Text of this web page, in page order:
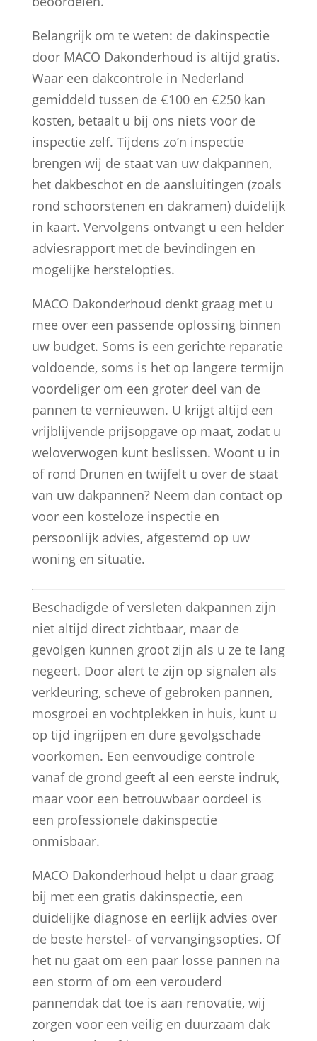
Belangrijk om te weten: de dakinspectie
door MACO Dakonderhoud is altijd gratis.
Waar een dakcontrole in Nederland
gemiddeld tussen de €100 en €250 kan
kosten, betaalt u bij ons niets voor de
inspectie zelf. Tijdens zo’n inspectie
brengen wij de staat van uw dakpannen,
het dakbeschot en de aansluitingen (zoals
rond schoorstenen en dakramen) duidelijk
in kaart. Vervolgens ontvangt u een helder
adviesrapport met de bevindingen en
mogelijke herstelopties.
MACO Dakonderhoud denkt graag met u
mee over een passende oplossing binnen
uw budget. Soms is een gerichte reparatie
voldoende, soms is het op langere termijn
voordeliger om een groter deel van de
pannen te vernieuwen. U krijgt altijd een
vrijblijvende prijsopgave op maat, zodat u
weloverwogen kunt beslissen. Woont u in
of rond Drunen en twijfelt u over de staat
van uw dakpannen? Neem dan contact op
voor een kosteloze inspectie en
persoonlijk advies, afgestemd op uw
woning en situatie.
Beschadigde of versleten dakpannen zijn
niet altijd direct zichtbaar, maar de
gevolgen kunnen groot zijn als u ze te lang
negeert. Door alert te zijn op signalen als
verkleuring, scheve of gebroken pannen,
mosgroei en vochtplekken in huis, kunt u
op tijd ingrijpen en dure gevolgschade
voorkomen. Een eenvoudige controle
vanaf de grond geeft al een eerste indruk,
maar voor een betrouwbaar oordeel is
een professionele dakinspectie
onmisbaar.
MACO Dakonderhoud helpt u daar graag
bij met een gratis dakinspectie, een
duidelijke diagnose en eerlijk advies over
de beste herstel- of vervangingsopties. Of
het nu gaat om een paar losse pannen na
een storm of om een verouderd
pannendak dat toe is aan renovatie, wij
zorgen voor een veilig en duurzaam dak